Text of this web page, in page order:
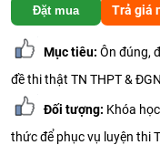
Đặt mua Trả giá
Mục tiêu: Ôn đúng,
đề thi thật TN THPT &
Đối tượng: Khóa
thức để phục vụ luyện thi